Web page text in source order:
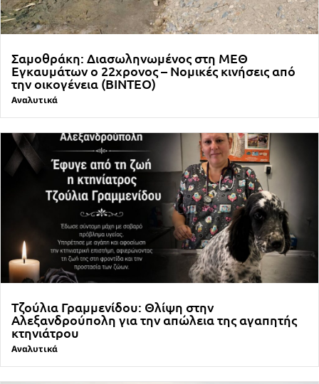
Σαμοθράκη: Διασωληνωμένος στη ΜΕΘ
Εγκαυμάτων ο 22χρονος – Νομικές κινήσεις από
την οικογένεια (ΒΙΝΤΕΟ)
Αναλυτικά
Τζούλια Γραμμενίδου: Θλίψη στην
Αλεξανδρούπολη για την απώλεια της αγαπητής
κτηνιάτρου
Αναλυτικά